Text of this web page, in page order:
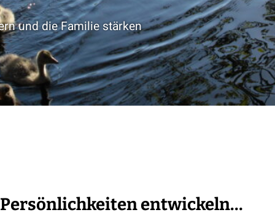
und die Familie stärken
Persönlichkeiten entwickeln…